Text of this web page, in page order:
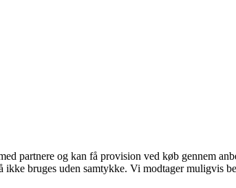
partnere og kan få provision ved køb gennem
bruges uden samtykke. Vi modtager muligvis